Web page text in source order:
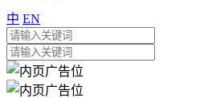
中 EN